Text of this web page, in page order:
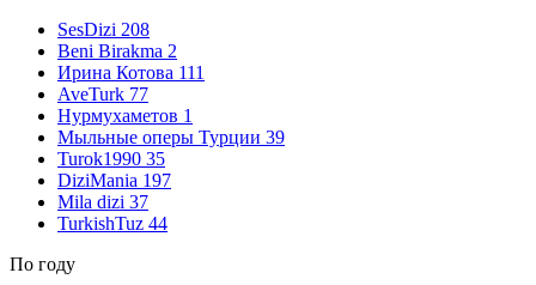
SesDizi 208
Beni Birakma 2
Ирина Котова 111
AveTurk 77
Нурмухаметов 1
Мыльные оперы Турции 39
Turok1990 35
DiziMania 197
Mila dizi 37
TurkishTuz 44
По году